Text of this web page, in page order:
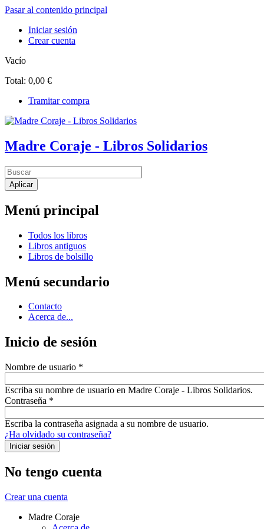
Pasar al contenido principal
Iniciar sesión
Crear cuenta
Vacío
Total: 0,00 €
Tramitar compra
Madre Coraje - Libros Solidarios
Menú principal
Todos los libros
Libros antiguos
Libros de bolsillo
Menú secundario
Contacto
Acerca de...
Inicio de sesión
Nombre de usuario *
Escriba su nombre de usuario en Madre Coraje - Libros Solidarios.
Contraseña *
Escriba la contraseña asignada a su nombre de usuario.
¿Ha olvidado su contraseña?
No tengo cuenta
Crear una cuenta
Madre Coraje